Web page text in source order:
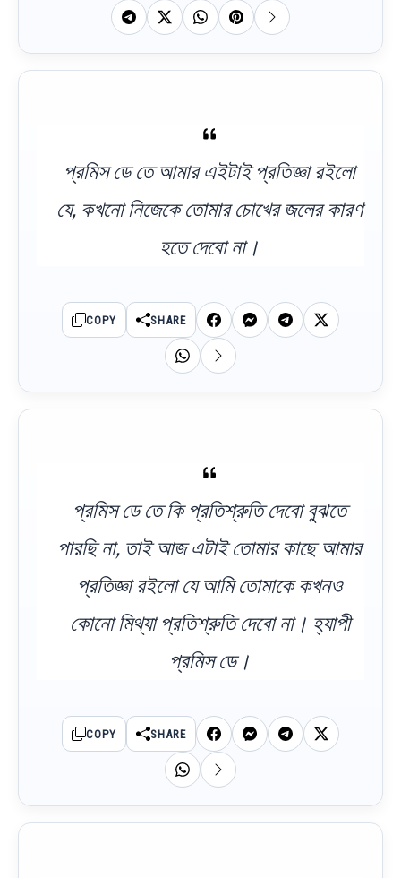
প্রমিস ডে তে আমার এইটাই প্রতিজ্ঞা রইলো
যে, কখনো নিজেকে তোমার চোখের জলের কারণ
হতে দেবো না।
COPY SHARE
প্রমিস ডে তে কি প্রতিশ্রুতি দেবো বুঝতে
পারছি না, তাই আজ এটাই তোমার কাছে আমার
প্রতিজ্ঞা রইলো যে আমি তোমাকে কখনও
কোনো মিথ্যা প্রতিশ্রুতি দেবো না। হ্যাপী
প্রমিস ডে।
COPY SHARE